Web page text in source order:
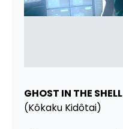
GHOST IN THE SHELL
(Kôkaku Kidôtai)